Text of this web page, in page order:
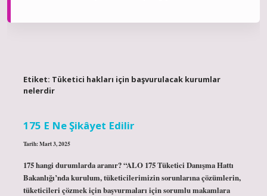
Etiket: Tüketici hakları için başvurulacak kurumlar
nelerdir
175 E Ne Şikâyet Edilir
Tarih: Mart 3, 2025
175 hangi durumlarda aranır? “ALO 175 Tüketici Danışma Hattı
Bakanlığı’nda kurulum, tüketicilerimizin sorunlarına çözümlerin,
tüketicileri çözmek için başvurmaları için sorumlu makamlara